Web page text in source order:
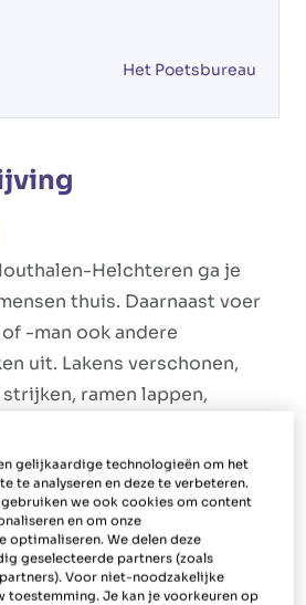
Het Poetsbureau
Helchteren ga je
thuis. Daarnaast voer
-man ook andere
uit. Lakens verschonen,
ramen lappen,
horen daar onder andere
gaan we altijd voorshiny,
gelijkaardige technologieën om het
te analyseren en deze te verbeteren.
we ook cookies om content
en om onze
We delen deze
geselecteerde partners (zoals
Voor niet-noodzakelijke
toestemming. Je kan je voorkeuren op